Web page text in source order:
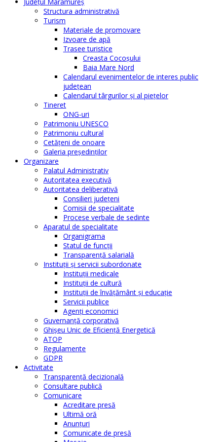
Structura administrativă
Turism
Materiale de promovare
Izvoare de apă
Trasee turistice
Creasta Cocoșului
Baia Mare Nord
Calendarul evenimentelor de interes public
judeţean
Calendarul târgurilor şi al pieţelor
Tineret
ONG-uri
Patrimoniu UNESCO
Patrimoniu cultural
Cetăţeni de onoare
Galeria președinților
Organizare
Palatul Administrativ
Autoritatea executivă
Autoritatea deliberativă
Consilieri judeţeni
Comisii de specialitate
Procese verbale de sedinte
Aparatul de specialitate
Organigrama
Statul de funcții
Transparență salarială
Instituţii şi servicii subordonate
Instituţii medicale
Instituţii de cultură
Instituţii de învăţământ şi educaţie
Servicii publice
Agenţi economici
Guvernanță corporativă
Ghişeu Unic de Eficienţă Energetică
ATOP
Regulamente
GDPR
Activitate
Transparenţă decizională
Consultare publică
Comunicare
Acreditare presă
Ultimă oră
Anunţuri
Comunicate de presă